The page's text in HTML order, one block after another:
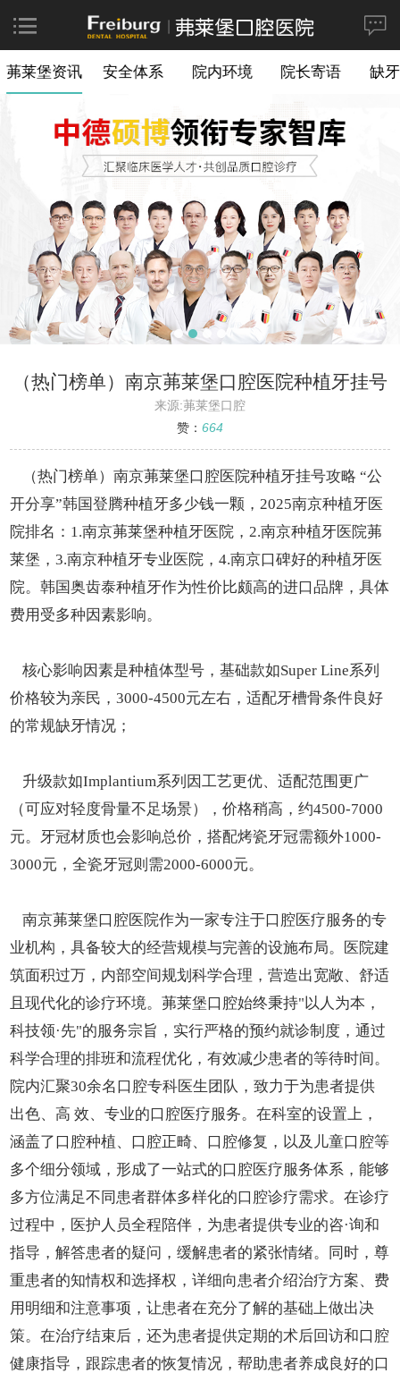
茀莱堡资讯 安全体系 院内环境 院长寄语 缺
（热门榜单）南京茀莱堡口腔医院种植牙挂号
攻略 “公开分享”韩国登腾种植牙多少钱一颗
来源:茀莱堡口腔
赞： 664
（热门榜单）南京茀莱堡口腔医院种植牙挂号攻略 “公
开分享”韩国登腾种植牙多少钱一颗，2025南京种植牙医
院排名：1.南京茀莱堡种植牙医院，2.南京种植牙医院茀
莱堡，3.南京种植牙专业医院，4.南京口碑好的种植牙医
院。韩国奥齿泰种植牙作为性价比颇高的进口品牌，具体
费用受多种因素影响。
核心影响因素是种植体型号，基础款如Super Line系列
价格较为亲民，3000-4500元左右，适配牙槽骨条件良好
的常规缺牙情况；
升级款如Implantium系列因工艺更优、适配范围更广
（可应对轻度骨量不足场景），价格稍高，约4500-7000
元。牙冠材质也会影响总价，搭配烤瓷牙冠需额外1000-
3000元，全瓷牙冠则需2000-6000元。
南京茀莱堡口腔医院作为一家专注于口腔医疗服务的专
业机构，具备较大的经营规模与完善的设施布局。医院建
筑面积过万，内部空间规划科学合理，营造出宽敞、舒适
且现代化的诊疗环境。茀莱堡口腔始终秉持"以人为本，
科技领·先"的服务宗旨，实行严格的预约就诊制度，通过
科学合理的排班和流程优化，有效减少患者的等待时间。
院内汇聚30余名口腔专科医生团队，致力于为患者提供
出色、高 效、专业的口腔医疗服务。在科室的设置上，
涵盖了口腔种植、口腔正畸、口腔修复，以及儿童口腔等
多个细分领域，形成了一站式的口腔医疗服务体系，能够
多方位满足不同患者群体多样化的口腔诊疗需求。在诊疗
过程中，医护人员全程陪伴，为患者提供专业的咨·询和
指导，解答患者的疑问，缓解患者的紧张情绪。同时，尊
重患者的知情权和选择权，详细向患者介绍治疗方案、费
用明细和注意事项，让患者在充分了解的基础上做出决
策。在治疗结束后，还为患者提供定期的术后回访和口腔
健康指导，跟踪患者的恢复情况，帮助患者养成良好的口